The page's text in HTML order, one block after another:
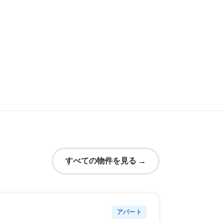
すべての物件を見る →
アパート